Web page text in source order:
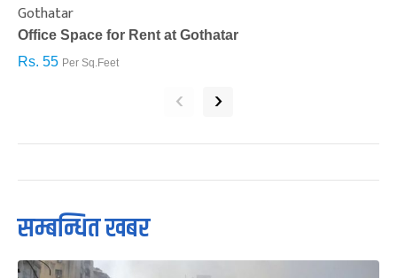
Gothatar
Office Space for Rent at Gothatar
Rs. 55 Per Sq.Feet
‹ ›
सम्बन्धित खबर